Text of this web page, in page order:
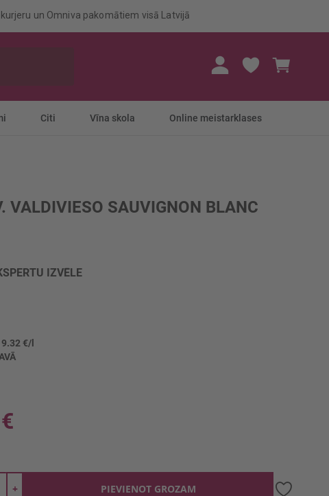
un Omniva pakomātiem visā Latvijā
Citi Vīna skola Online meistarklases
VALDIVIESO SAUVIGNON BLANC
IZVĒLE
€/l
+ PIEVIENOT GROZAM